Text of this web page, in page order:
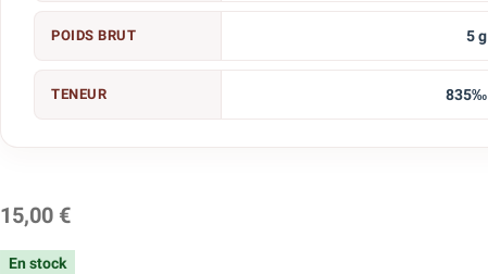
POIDS BRUT 5 g
TENEUR 835‰
15,00 €
En stock